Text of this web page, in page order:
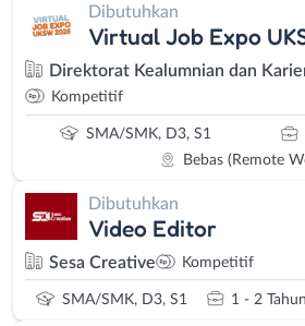
Dibutuhkan
Virtual Job Expo
Direktorat Kealumnian dan
Kompetitif
SMA/SMK, D3, S1
Bebas (Remote
Dibutuhkan
Video Editor
Sesa Creative Kompetitif
SMA/SMK, D3, S1 1 - 2 Tahun